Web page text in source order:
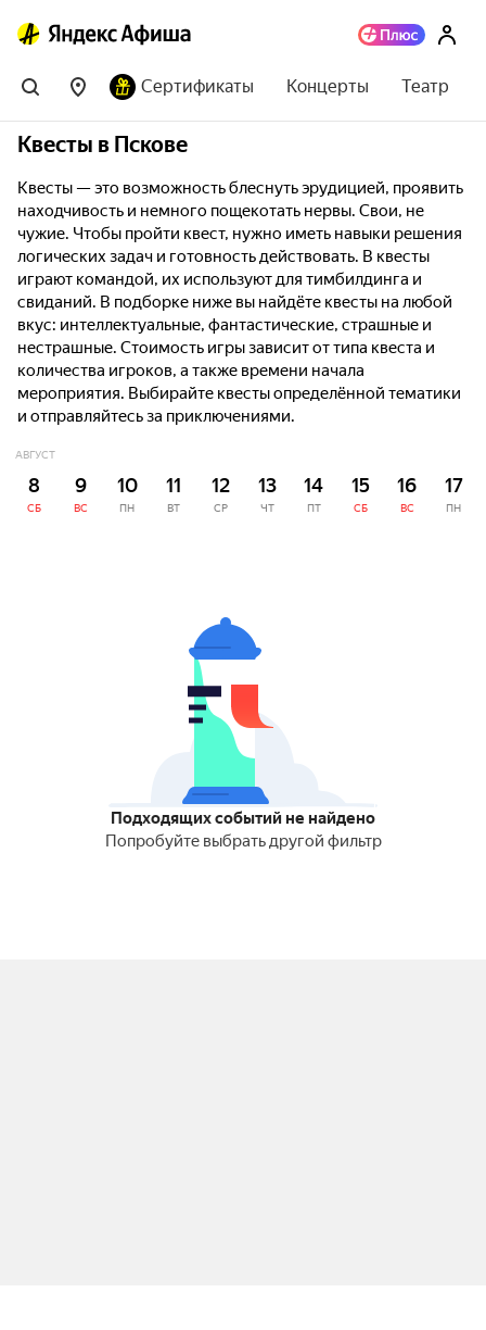
Сертификаты Концерты Театр
Квесты в Пскове
Квесты — это возможность блеснуть эрудицией, проявить
находчивость и немного пощекотать нервы. Свои, не
чужие. Чтобы пройти квест, нужно иметь навыки решения
логических задач и готовность действовать. В квесты
играют командой, их используют для тимбилдинга и
свиданий. В подборке ниже вы найдёте квесты на любой
вкус: интеллектуальные, фантастические, страшные и
нестрашные. Стоимость игры зависит от типа квеста и
количества игроков, а также времени начала
мероприятия. Выбирайте квесты определённой тематики
и отправляйтесь за приключениями.
АВГУСТ
8
СБ
9
ВС
10
ПН
11
ВТ
12
СР
13
ЧТ
14
ПТ
15
СБ
16
ВС
17
ПН
Подходящих событий не найдено
Попробуйте выбрать другой фильтр